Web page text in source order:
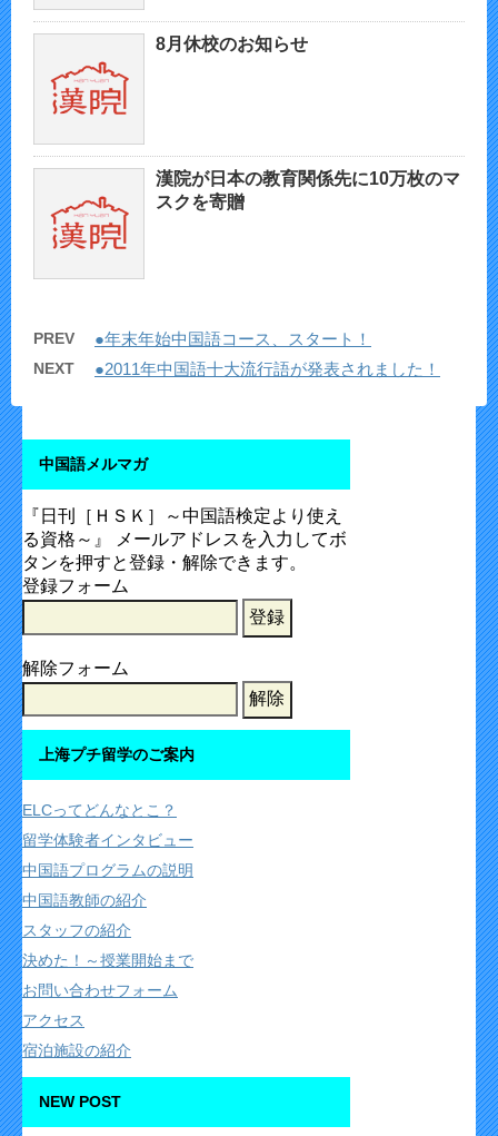
8月休校のお知らせ
漢院が日本の教育関係先に10万枚のマ
スクを寄贈
PREV ●年末年始中国語コース、スタート！
NEXT ●2011年中国語十大流行語が発表されました！
中国語メルマガ
『日刊［ＨＳＫ］～中国語検定より使え
る資格～』 メールアドレスを入力してボ
タンを押すと登録・解除できます。
登録フォーム
解除フォーム
上海プチ留学のご案内
ELCってどんなとこ？
留学体験者インタビュー
中国語プログラムの説明
中国語教師の紹介
スタッフの紹介
決めた！～授業開始まで
お問い合わせフォーム
アクセス
宿泊施設の紹介
NEW POST